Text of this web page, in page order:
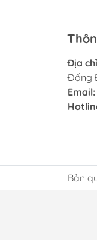
Địa
Đống
Email:
Bản